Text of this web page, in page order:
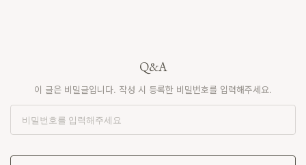
Q&A
이 글은 비밀글입니다. 작성 시 등록한 비밀번호를 입력해주세요.